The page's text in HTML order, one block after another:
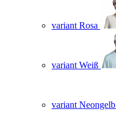
variant Rosa
variant Weiß
variant Neongelb